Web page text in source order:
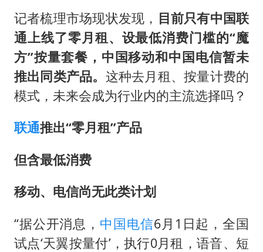
记者梳理市场现状发现， 目前只有中国联
通上线了零月租、设最低消费门槛的“魔
方”按量套餐，中国移动和中国电信暂未
推出同类产品。 这种去月租、按量计费的
模式，未来会成为行业内的主流选择吗？
联通推出“零月租”产品
但含最低消费
移动、电信尚无此类计划
“据公开消息， 中国电信6月1日起，全国
试点‘天翼按量付’，执行0月租，语音、短